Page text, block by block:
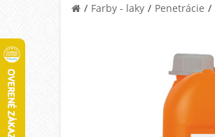
Farby - laky Penetrácie